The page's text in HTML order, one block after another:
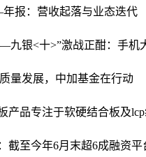
报：营收起落与业态迭代
九银<十>”激战正酣：手机
量发展，中加基金在行动
产品专注于软硬结合板及
截至今年6月末超6成融资平